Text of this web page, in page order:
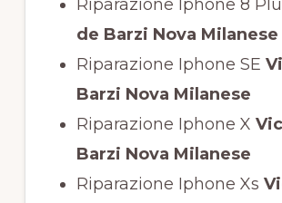
Riparazione Iphone 8
de Barzi Nova Milanese
Riparazione Iphone SE
Barzi Nova Milanese
Riparazione Iphone X
Barzi Nova Milanese
Riparazione Iphone Xs